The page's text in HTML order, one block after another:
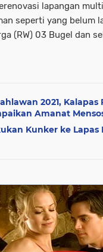
lapangan
seperti yang belum
(RW) 03 Bugel dan
2021, Kalapas
Amanat
Kunker ke Lapas